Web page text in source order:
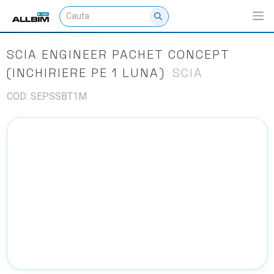
SCIA ENGINEER PACHET CONCEPT
(INCHIRIERE PE 1 LUNA)
SCIA
COD: SEPSSBT1M